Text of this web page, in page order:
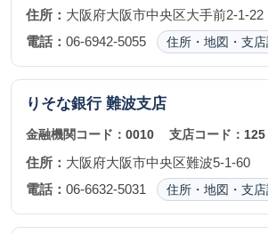
住所： 大阪府大阪市中央区大手前2-1-22
電話： 06-6942-5055 住所・地図・支
りそな銀行 難波支店
金融機関コード： 0010 支店コード： 125
住所： 大阪府大阪市中央区難波5-1-60
電話： 06-6632-5031 住所・地図・支